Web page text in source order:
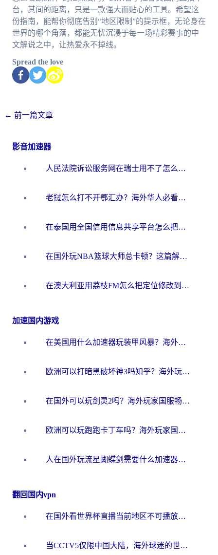
台，其间的距离，只是一款强大而贴心的工具。希望这
份指南，能帮你彻底告别“地区限制”的提示框，无论身在
世界的哪个角落，都能无忧沉浸于每一场精彩赛事的中
文解说之中，让热爱永不掉线。
Spread the love
← 前一篇文章
影音加速器
人民法院诉讼服务网在瑞士用不了怎么办？海外华人必备的回国加速指南
老挝怎么打不开鄂汇办？海外华人必看的回国加速全攻略（附欧洲杯小说流畅技巧）
在泰国用全国信用信息共享平台怎么把定位修改到中国国内？海外党解决国内服务访问难题的实用指南
在国外玩NBA篮球大师总卡顿？这篇解决你所有海外看国内内容的烦恼
在澳大利亚用荔枝FM怎么把定位修改到中国国内？海外华人必看的内容访问指南
加速国内游戏
在美国用什么加速器玩装甲风暴？海外玩家亲测有效的国服游戏加速指南
欧洲可以打暗黑破坏神3吗知乎？海外玩家国服游戏加速终极指南
在国外可以玩剑灵2吗？海外玩家国服畅玩终极指南（附永恒之塔明日方舟加速方案）
欧洲可以玩跑跑卡丁车吗？海外玩家国服游戏畅玩终极指南（附QQ炫舞剑网3解决方案）
人在国外玩流星蝴蝶剑需要什么加速器？老玩家亲测的终极解决方案
翻回国内vpn
在国外看世界杯直播当前地区不可播放？海外党必看的回国加速全攻略
当CCTV5仅限中国大陆，海外球迷的世界杯狂欢如何继续？